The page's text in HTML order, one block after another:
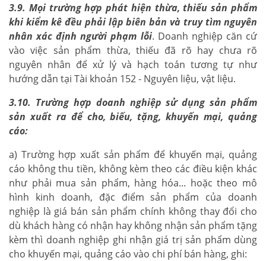
3.9. Mọi trường hợp phát hiện thừa, thiếu sản phẩm
khi kiểm kê đều phải lập biên bản và truy tìm nguyên
nhân xác định người phạm lỗi. Doanh nghiệp căn cứ
vào việc sản phẩm thừa, thiếu đã rõ hay chưa rõ
nguyên nhân để xử lý và hạch toán tương tự như
hướng dẫn tại Tài khoản 152 - Nguyên liệu, vật liệu.
3.10. Trường hợp doanh nghiệp sử dụng sản phẩm
sản xuất ra để cho, biếu, tặng, khuyến mại, quảng
cáo:
a) Trường hợp xuất sản phẩm để khuyến mại, quảng
cáo không thu tiền, không kèm theo các điều kiện khác
như phải mua sản phẩm, hàng hóa... hoặc theo mô
hình kinh doanh, đặc điểm sản phẩm của doanh
nghiệp là giá bán sản phẩm chính không thay đổi cho
dù khách hàng có nhận hay không nhận sản phẩm tặng
kèm thì doanh nghiệp ghi nhận giá trị sản phẩm dùng
cho khuyến mại, quảng cáo vào chi phí bán hàng, ghi: